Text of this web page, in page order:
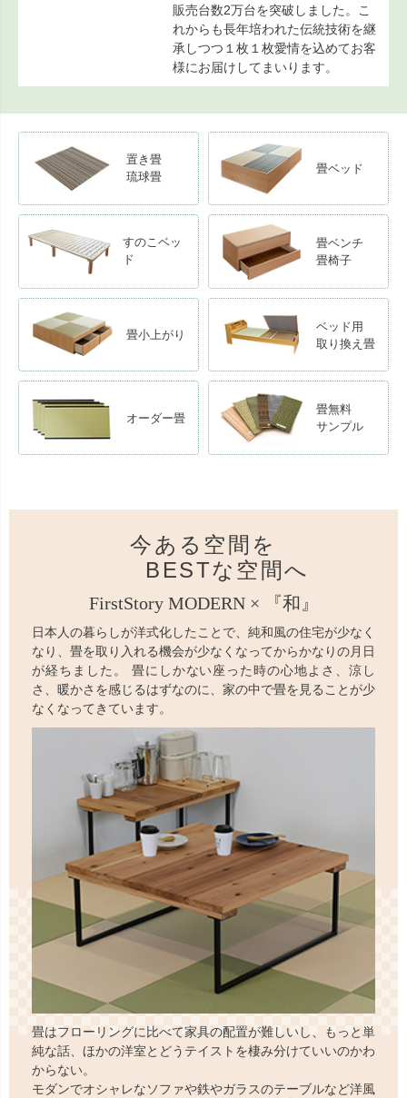
販売台数2万台を突破しました。こ
れからも長年培われた伝統技術を継
承しつつ１枚１枚愛情を込めてお客
様にお届けしてまいります。
置き畳
琉球畳
畳ベッド
すのこベッ
ド
畳ベンチ
畳椅子
畳小上がり
ベッド用
取り換え畳
オーダー畳
畳無料
サンプル
今ある空間を
BESTな空間へ
FirstStory MODERN × 『和』
日本人の暮らしが洋式化したことで、純和風の住宅が少なく
なり、畳を取り入れる機会が少なくなってからかなりの月日
が経ちました。 畳にしかない座った時の心地よさ、涼し
さ、暖かさを感じるはずなのに、家の中で畳を見ることが少
なくなってきています。
畳はフローリングに比べて家具の配置が難しいし、もっと単
純な話、ほかの洋室とどうテイストを棲み分けていいのかわ
からない。
モダンでオシャレなソファや鉄やガラスのテーブルなど洋風